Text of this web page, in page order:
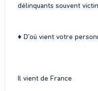
délinquants souvent
♦ D'où vient votre
Il vient de France